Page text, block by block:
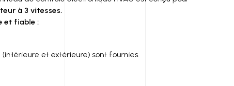
à 3 vitesses.
et fiable :
et extérieure) sont fournies.